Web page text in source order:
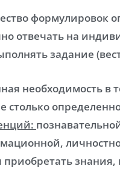
формулировок
отвечать на
задание
необходимость в
столько
:
знания,